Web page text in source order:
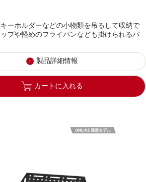
ーホルダーなどの小物類を吊るして収納で
プや軽めのフライパンなども掛けられるパ
製品詳細情報
カートに入れる